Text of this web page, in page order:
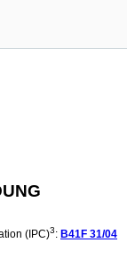
(IPC)3: B41F 31/04